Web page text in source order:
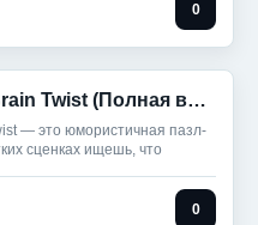
0
Tricky Story 2: Brain Twist (Полная версия)
— это юмористичная пазл-
сценках ищешь, что
0